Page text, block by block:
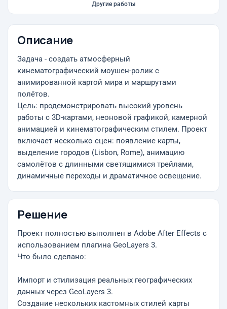
Другие работы
Описание
Задача - создать атмосферный
кинематографический моушен-ролик с
анимированной картой мира и маршрутами
полётов.
Цель: продемонстрировать высокий уровень
работы с 3D-картами, неоновой графикой, камерной
анимацией и кинематографическим стилем. Проект
включает несколько сцен: появление карты,
выделение городов (Lisbon, Rome), анимацию
самолётов с длинными светящимися трейлами,
динамичные переходы и драматичное освещение.
Решение
Проект полностью выполнен в Adobe After Effects с
использованием плагина GeoLayers 3.
Что было сделано:
Импорт и стилизация реальных географических
данных через GeoLayers 3.
Создание нескольких кастомных стилей карты